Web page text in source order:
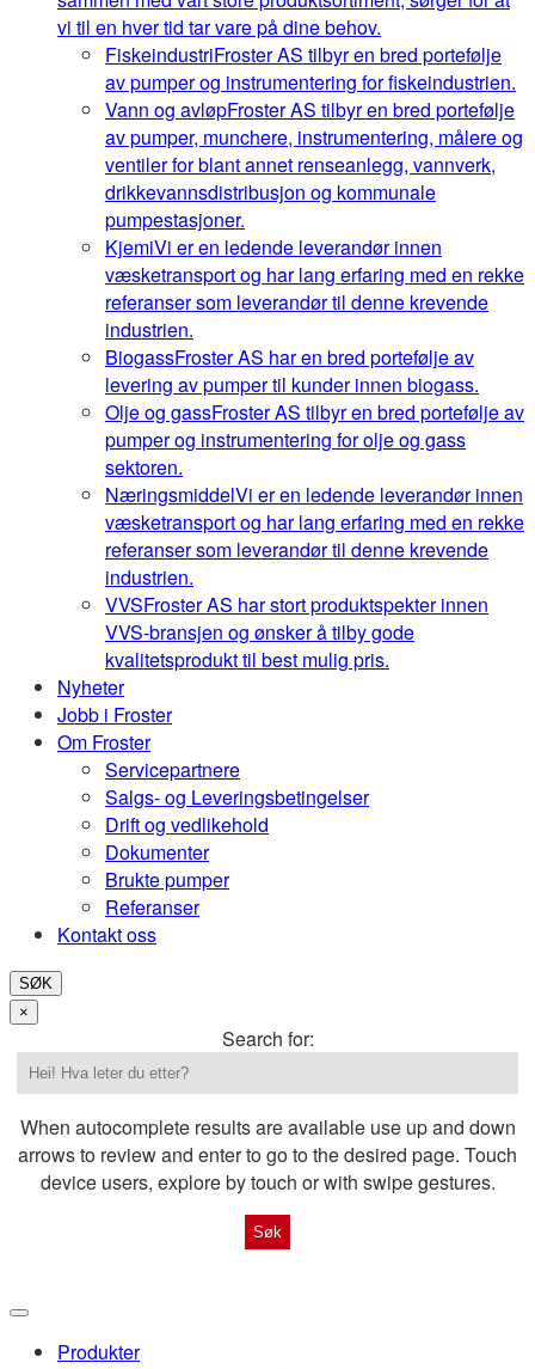
vi til en hver tid tar vare på dine behov.
FiskeindustriFroster AS tilbyr en bred portefølje
av pumper og instrumentering for fiskeindustrien.
Vann og avløpFroster AS tilbyr en bred portefølje
av pumper, munchere, instrumentering, målere og
ventiler for blant annet renseanlegg, vannverk,
drikkevannsdistribusjon og kommunale
pumpestasjoner.
KjemiVi er en ledende leverandør innen
væsketransport og har lang erfaring med en rekke
referanser som leverandør til denne krevende
industrien.
BiogassFroster AS har en bred portefølje av
levering av pumper til kunder innen biogass.
Olje og gassFroster AS tilbyr en bred portefølje av
pumper og instrumentering for olje og gass
sektoren.
NæringsmiddelVi er en ledende leverandør innen
væsketransport og har lang erfaring med en rekke
referanser som leverandør til denne krevende
industrien.
VVSFroster AS har stort produktspekter innen
VVS-bransjen og ønsker å tilby gode
kvalitetsprodukt til best mulig pris.
Nyheter
Jobb i Froster
Om Froster
Servicepartnere
Salgs- og Leveringsbetingelser
Drift og vedlikehold
Dokumenter
Brukte pumper
Referanser
Kontakt oss
SØK
×
Search for:
When autocomplete results are available use up and down
arrows to review and enter to go to the desired page. Touch
device users, explore by touch or with swipe gestures.
Produkter